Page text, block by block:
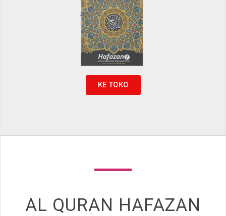
KE TOKO
AL QURAN HAFAZAN